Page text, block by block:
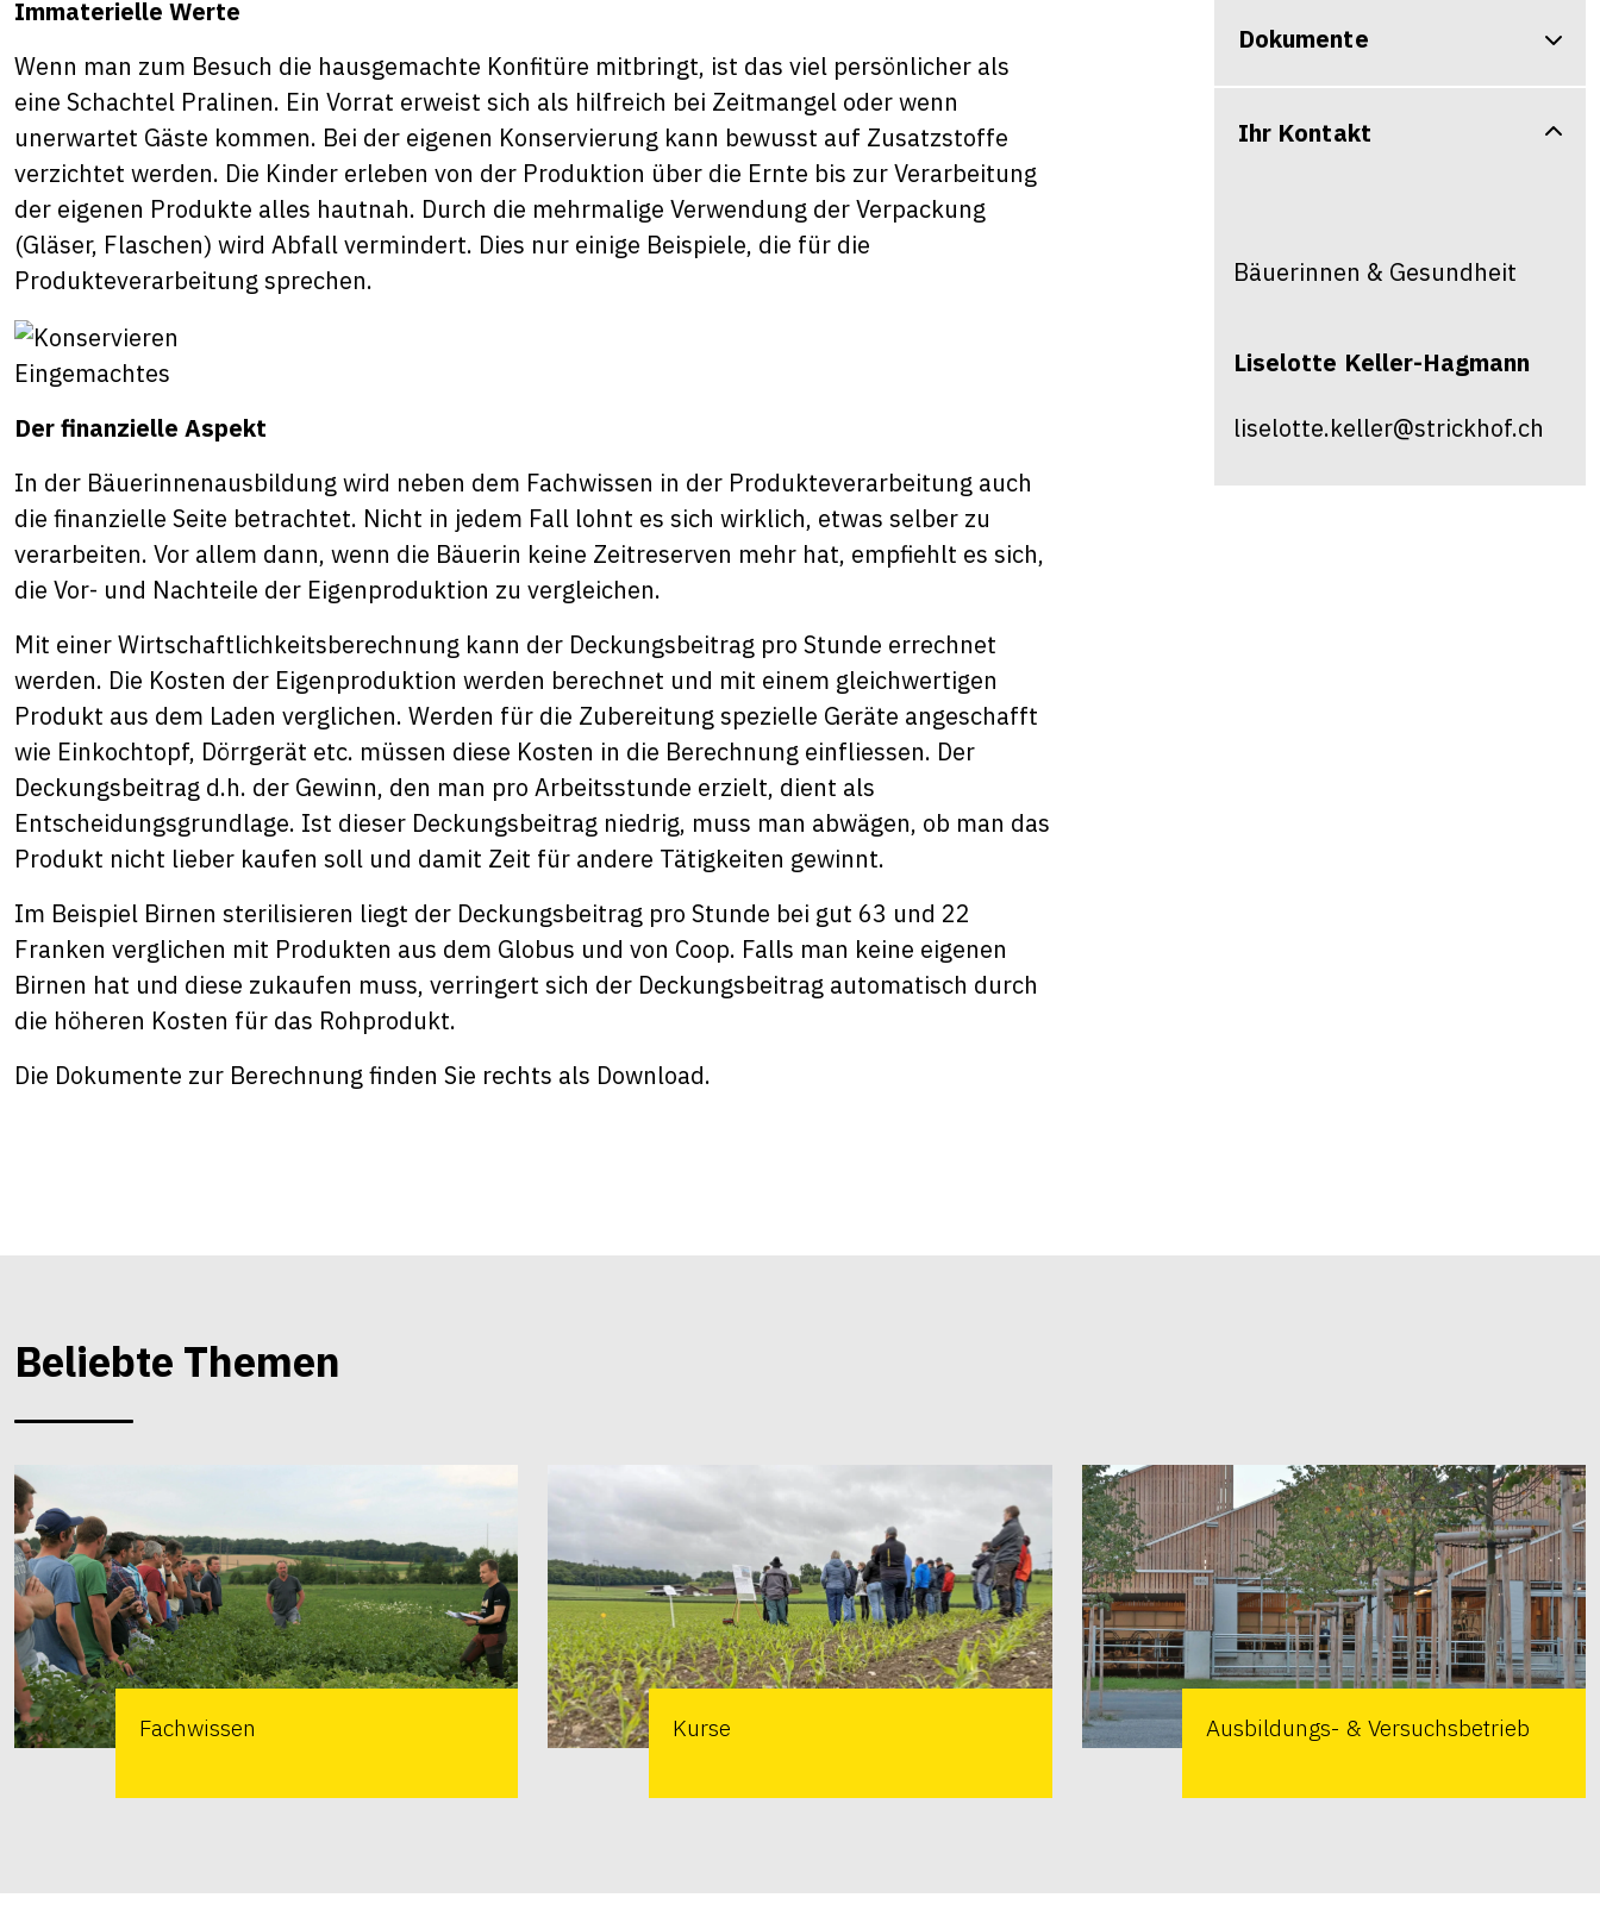
Immaterielle Werte
Wenn man zum Besuch die hausgemachte Konfitüre mitbringt, ist das viel persönlicher als
eine Schachtel Pralinen. Ein Vorrat erweist sich als hilfreich bei Zeitmangel oder wenn
unerwartet Gäste kommen. Bei der eigenen Konservierung kann bewusst auf Zusatzstoffe
verzichtet werden. Die Kinder erleben von der Produktion über die Ernte bis zur Verarbeitung
der eigenen Produkte alles hautnah. Durch die mehrmalige Verwendung der Verpackung
(Gläser, Flaschen) wird Abfall vermindert. Dies nur einige Beispiele, die für die
Produkteverarbeitung sprechen.
Eingemachtes
Der finanzielle Aspekt
In der Bäuerinnenausbildung wird neben dem Fachwissen in der Produkteverarbeitung auch
die finanzielle Seite betrachtet. Nicht in jedem Fall lohnt es sich wirklich, etwas selber zu
verarbeiten. Vor allem dann, wenn die Bäuerin keine Zeitreserven mehr hat, empfiehlt es sich,
die Vor- und Nachteile der Eigenproduktion zu vergleichen.
Mit einer Wirtschaftlichkeitsberechnung kann der Deckungsbeitrag pro Stunde errechnet
werden. Die Kosten der Eigenproduktion werden berechnet und mit einem gleichwertigen
Produkt aus dem Laden verglichen. Werden für die Zubereitung spezielle Geräte angeschafft
wie Einkochtopf, Dörrgerät etc. müssen diese Kosten in die Berechnung einfliessen. Der
Deckungsbeitrag d.h. der Gewinn, den man pro Arbeitsstunde erzielt, dient als
Entscheidungsgrundlage. Ist dieser Deckungsbeitrag niedrig, muss man abwägen, ob man das
Produkt nicht lieber kaufen soll und damit Zeit für andere Tätigkeiten gewinnt.
Im Beispiel Birnen sterilisieren liegt der Deckungsbeitrag pro Stunde bei gut 63 und 22
Franken verglichen mit Produkten aus dem Globus und von Coop. Falls man keine eigenen
Birnen hat und diese zukaufen muss, verringert sich der Deckungsbeitrag automatisch durch
die höheren Kosten für das Rohprodukt.
Die Dokumente zur Berechnung finden Sie rechts als Download.
Dokumente
Ihr Kontakt
Bäuerinnen & Gesundheit
Liselotte Keller-Hagmann
liselotte.keller@strickhof.ch
Beliebte Themen
Fachwissen Kurse Ausbildungs- & Versuchsbetrieb